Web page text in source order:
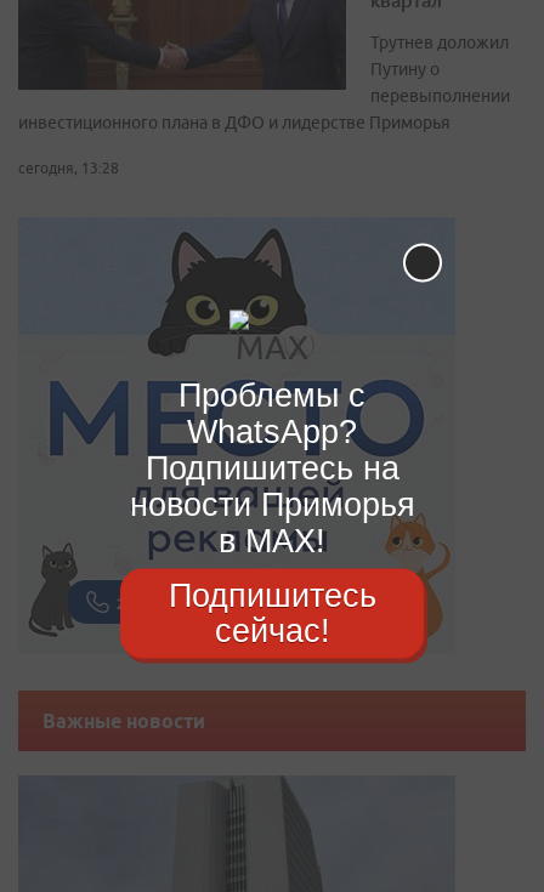
Трутнев доложил
Путину о
перевыполнении
инвестиционного плана в ДФО и лидерстве Приморья
сегодня, 13:28
Важные новости
Проблемы с
WhatsApp?
Подпишитесь на
новости Приморья
в MAX!
Подпишитесь
сейчас!